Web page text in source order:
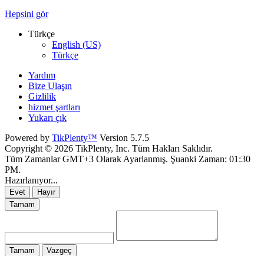
Hepsini gör
Türkçe
English (US)
Türkçe
Yardım
Bize Ulaşın
Gizlilik
hizmet şartları
Yukarı çık
Powered by TikPlenty™ Version 5.7.5
Copyright © 2026 TikPlenty, Inc. Tüm Hakları Saklıdır.
Tüm Zamanlar GMT+3 Olarak Ayarlanmış. Şuanki Zaman: 01:30
PM.
Hazırlanıyor...
Evet
Hayır
Tamam
Tamam Vazgeç